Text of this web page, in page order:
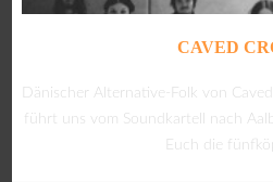
CAVED
Dänischer Alternative-Folk von
führt uns vom Soundkartell nach
Euch die